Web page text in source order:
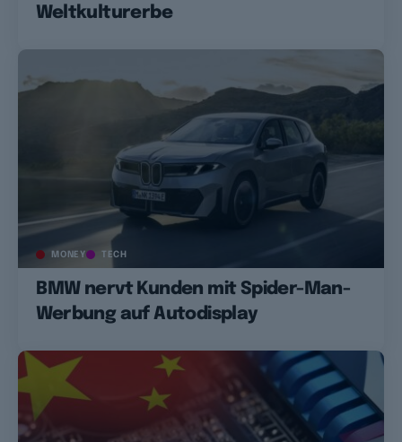
Weltkulturerbe
MONEY TECH
BMW nervt Kunden mit Spider-Man-
Werbung auf Autodisplay